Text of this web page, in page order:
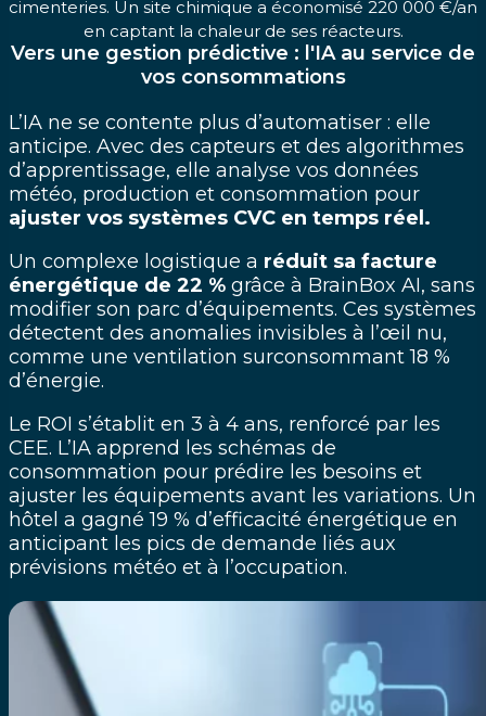
cimenteries. Un site chimique a économisé 220 000 €/an
en captant la chaleur de ses réacteurs.
Vers une gestion prédictive : l'IA au service de
vos consommations
L’IA ne se contente plus d’automatiser : elle
anticipe. Avec des capteurs et des algorithmes
d’apprentissage, elle analyse vos données
météo, production et consommation pour
ajuster vos systèmes CVC en temps réel.
Un complexe logistique a réduit sa facture
énergétique de 22 % grâce à BrainBox AI, sans
modifier son parc d’équipements. Ces systèmes
détectent des anomalies invisibles à l’œil nu,
comme une ventilation surconsommant 18 %
d’énergie.
Le ROI s’établit en 3 à 4 ans, renforcé par les
CEE. L’IA apprend les schémas de
consommation pour prédire les besoins et
ajuster les équipements avant les variations. Un
hôtel a gagné 19 % d’efficacité énergétique en
anticipant les pics de demande liés aux
prévisions météo et à l’occupation.